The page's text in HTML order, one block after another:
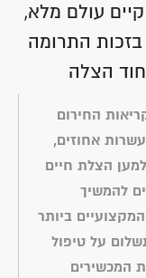
עולם מלא,
בזכות התרומה
הצלה
החירום
אחוזים,
הצלת חיים
להמשיך
ביותר
על טיפול
המכשירים